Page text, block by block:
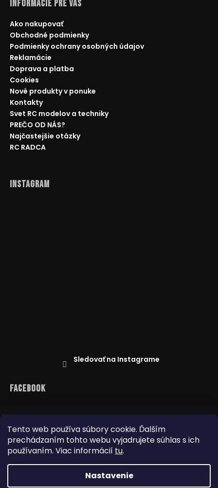
Tento web používa súbory cookie. Ďalším
prechádzaním tohto webu vyjadrujete súhlas s ich
používaním. Viac informácií tu.
Nastavenie
Informácie pre Vás
Ako nakupovať
Obchodné podmienky
Podmienky ochrany osobných údajov
Reklamácie
Doprava a platba
Cookies
Nové produkty v ponuke
Kontakty
Svet RC modelov a techniky
PREČO OD NÁS?
Najčastejšie otázky
RC RADCA
Instagram
Sledovať na Instagrame
Facebook
Reklamácie Doprava a platba
Najnižšia cena na trhu Obchodné podmienky